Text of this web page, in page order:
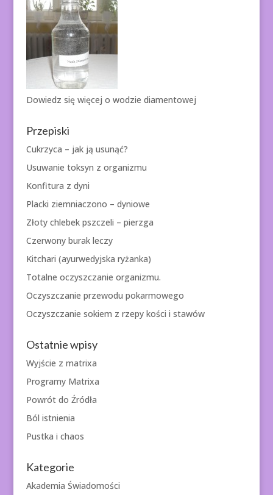
Dowiedz się więcej o wodzie diamentowej
Przepiski
Cukrzyca – jak ją usunąć?
Usuwanie toksyn z organizmu
Konfitura z dyni
Placki ziemniaczono – dyniowe
Złoty chlebek pszczeli – pierzga
Czerwony burak leczy
Kitchari (ayurwedyjska ryżanka)
Totalne oczyszczanie organizmu.
Oczyszczanie przewodu pokarmowego
Oczyszczanie sokiem z rzepy kości i stawów
Ostatnie wpisy
Wyjście z matrixa
Programy Matrixa
Powrót do Źródła
Ból istnienia
Pustka i chaos
Kategorie
Akademia Świadomości